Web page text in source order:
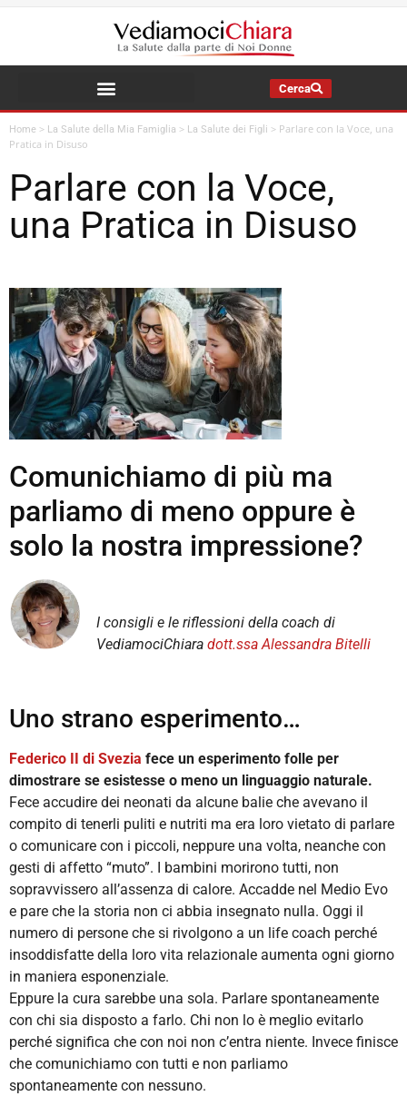
Cerca
Home > La Salute della Mia Famiglia > La Salute dei Figli > Parlare con la Voce, una
Pratica in Disuso
Parlare con la Voce,
una Pratica in Disuso
Comunichiamo di più ma
parliamo di meno oppure è
solo la nostra impressione?
I consigli e le riflessioni della coach di
VediamociChiara dott.ssa Alessandra Bitelli
Uno strano esperimento…
Federico II di Svezia fece un esperimento folle per
dimostrare se esistesse o meno un linguaggio naturale.
Fece accudire dei neonati da alcune balie che avevano il
compito di tenerli puliti e nutriti ma era loro vietato di parlare
o comunicare con i piccoli, neppure una volta, neanche con
gesti di affetto “muto”. I bambini morirono tutti, non
sopravvissero all’assenza di calore. Accadde nel Medio Evo
e pare che la storia non ci abbia insegnato nulla. Oggi il
numero di persone che si rivolgono a un life coach perché
insoddisfatte della loro vita relazionale aumenta ogni giorno
in maniera esponenziale.
Eppure la cura sarebbe una sola. Parlare spontaneamente
con chi sia disposto a farlo. Chi non lo è meglio evitarlo
perché significa che con noi non c’entra niente. Invece finisce
che comunichiamo con tutti e non parliamo
spontaneamente con nessuno.